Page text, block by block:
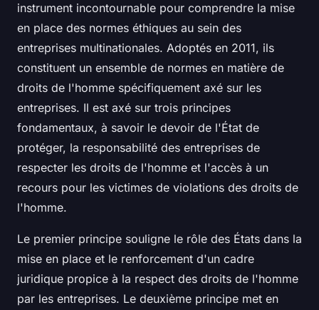
instrument incontournable pour comprendre la mise
en place des normes éthiques au sein des
entreprises multinationales. Adoptés en 2011, ils
constituent un ensemble de normes en matière de
droits de l'homme spécifiquement axé sur les
entreprises. Il est axé sur trois principes
fondamentaux, à savoir le devoir de l'État de
protéger, la responsabilité des entreprises de
respecter les droits de l'homme et l'accès à un
recours pour les victimes de violations des droits de
l'homme.
Le premier principe souligne le rôle des États dans la
mise en place et le renforcement d'un cadre
juridique propice à la respect des droits de l'homme
par les entreprises. Le deuxième principe met en